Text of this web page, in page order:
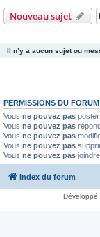
Nouveau sujet
Il n’y a aucun sujet ou
PERMISSIONS DU FORUM
Vous ne pouvez pas
Vous ne pouvez pas
Vous ne pouvez pas
Vous ne pouvez pas
Vous ne pouvez pas
Index du forum
Développé